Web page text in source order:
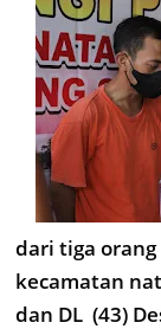
dari tiga
kecamatan
dan DL (43)